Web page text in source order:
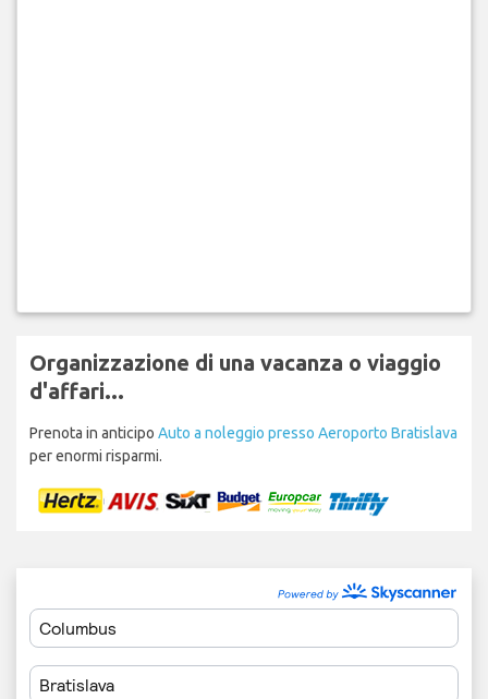
Organizzazione di una vacanza o viaggio
d'affari...
Prenota in anticipo Auto a noleggio presso Aeroporto Bratislava
per enormi risparmi.